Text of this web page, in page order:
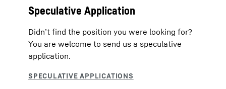
Speculative Application
Didn’t find the position you were looking for?
You are welcome to send us a speculative
application.